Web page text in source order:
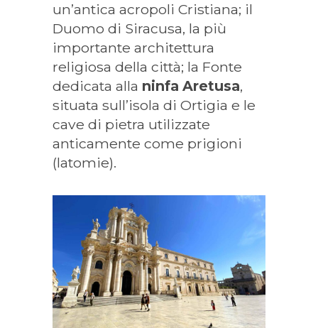
un’antica acropoli Cristiana; il
Duomo di Siracusa, la più
importante architettura
religiosa della città; la Fonte
dedicata alla ninfa Aretusa,
situata sull’isola di Ortigia e le
cave di pietra utilizzate
anticamente come prigioni
(latomie).